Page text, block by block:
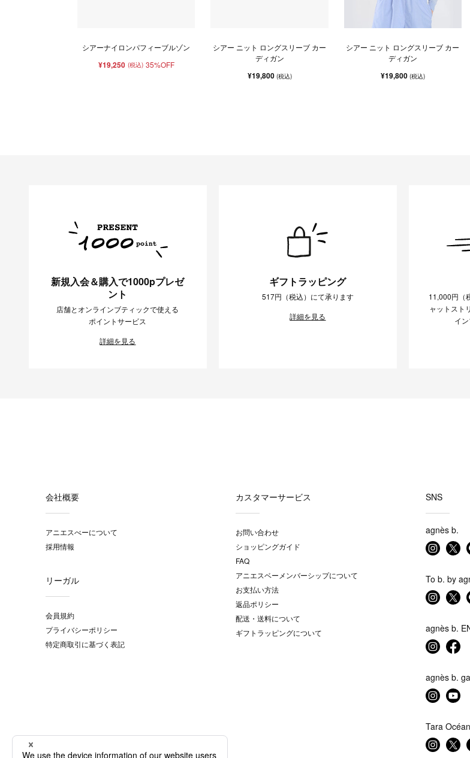
シアーナイロンパフィーブルゾン
¥19,250 (税込) 35%OFF
シアー ニット ロングスリーブ カー
ディガン
¥19,800 (税込)
シアー ニット ロングスリーブ カー
ディガン
¥19,800 (税込)
新規入会＆購入で1000pプレゼ
ント
店舗とオンラインブティックで使える
ポイントサービス
詳細を見る
ギフトラッピング
517円（税込）にて承ります
詳細を見る
11,000円（
ャットスト
イ
会社概要
アニエスべーについて
採用情報
リーガル
会員規約
プライバシーポリシー
特定商取引に基づく表記
カスタマーサービス
お問い合わせ
ショッピングガイド
FAQ
アニエスベーメンバーシップについて
お支払い方法
返品ポリシー
配送・送料について
ギフトラッピングについて
SNS
agnès b.
To b. by
agnès b.
agnès b.
Tara